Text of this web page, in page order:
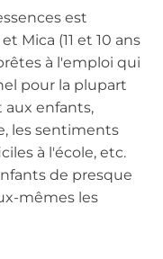
est
Mica (11 et 10 ans
à l'emploi qui
pour la plupart
aux enfants,
les sentiments
à l'école, etc.
de presque
mêmes les